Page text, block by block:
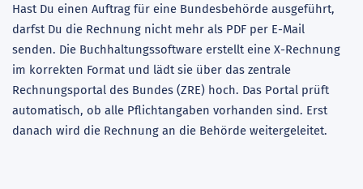
Hast Du einen Auftrag für eine Bundesbehörde ausgeführt,
darfst Du die Rechnung nicht mehr als PDF per E-Mail
senden. Die Buchhaltungssoftware erstellt eine X-Rechnung
im korrekten Format und lädt sie über das zentrale
Rechnungsportal des Bundes (ZRE) hoch. Das Portal prüft
automatisch, ob alle Pflichtangaben vorhanden sind. Erst
danach wird die Rechnung an die Behörde weitergeleitet.